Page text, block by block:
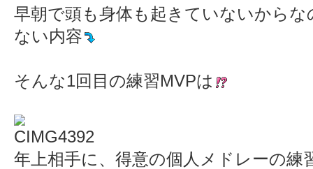
早朝で頭も身体も起きていないから
ない内容
そんな1回目の練習MVPは
年上相手に、得意の個人メドレーの練